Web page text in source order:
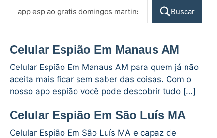
Buscar
Celular Espião Em Manaus AM
Celular Espião Em Manaus AM para quem já não
aceita mais ficar sem saber das coisas. Com o
nosso app espião você pode descobrir tudo […]
Celular Espião Em São Luís MA
Celular Espião Em São Luís MA e capaz de